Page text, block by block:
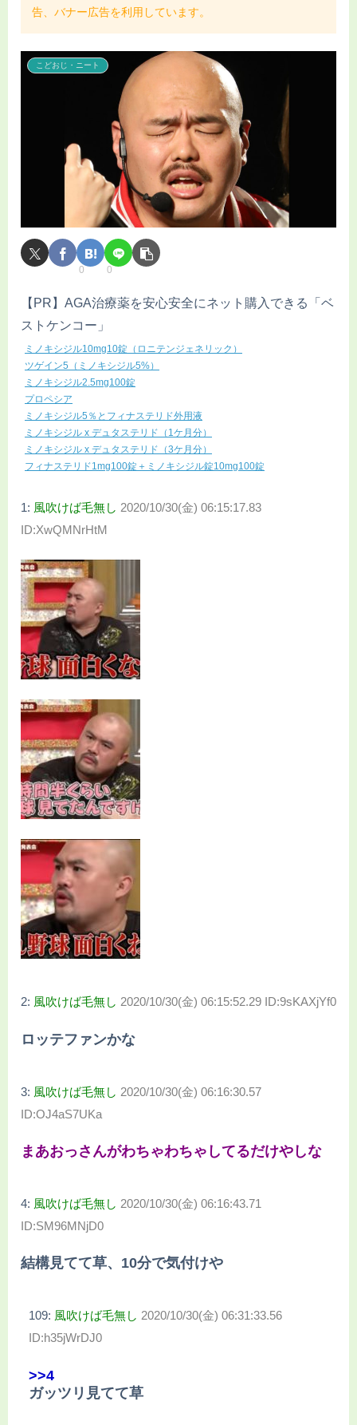
告、バナー広告を利用しています。
こどおじ・ニート
0 0
【PR】AGA治療薬を安心安全にネット購入できる「ベ
ストケンコー」
ミノキシジル10mg10錠（ロニテンジェネリック）
ツゲイン5（ミノキシジル5%）
ミノキシジル2.5mg100錠
プロペシア
ミノキシジル5％とフィナステリド外用液
ミノキシジル x デュタステリド（1ケ月分）
ミノキシジル x デュタステリド（3ケ月分）
フィナステリド1mg100錠＋ミノキシジル錠10mg100錠
1: 風吹けば毛無し 2020/10/30(金) 06:15:17.83
ID:XwQMNrHtM
2: 風吹けば毛無し 2020/10/30(金) 06:15:52.29 ID:9sKAXjYf0
ロッテファンかな
3: 風吹けば毛無し 2020/10/30(金) 06:16:30.57
ID:OJ4aS7UKa
まあおっさんがわちゃわちゃしてるだけやしな
4: 風吹けば毛無し 2020/10/30(金) 06:16:43.71
ID:SM96MNjD0
結構見てて草、10分で気付けや
109: 風吹けば毛無し 2020/10/30(金) 06:31:33.56
ID:h35jWrDJ0
>>4
ガッツリ見てて草